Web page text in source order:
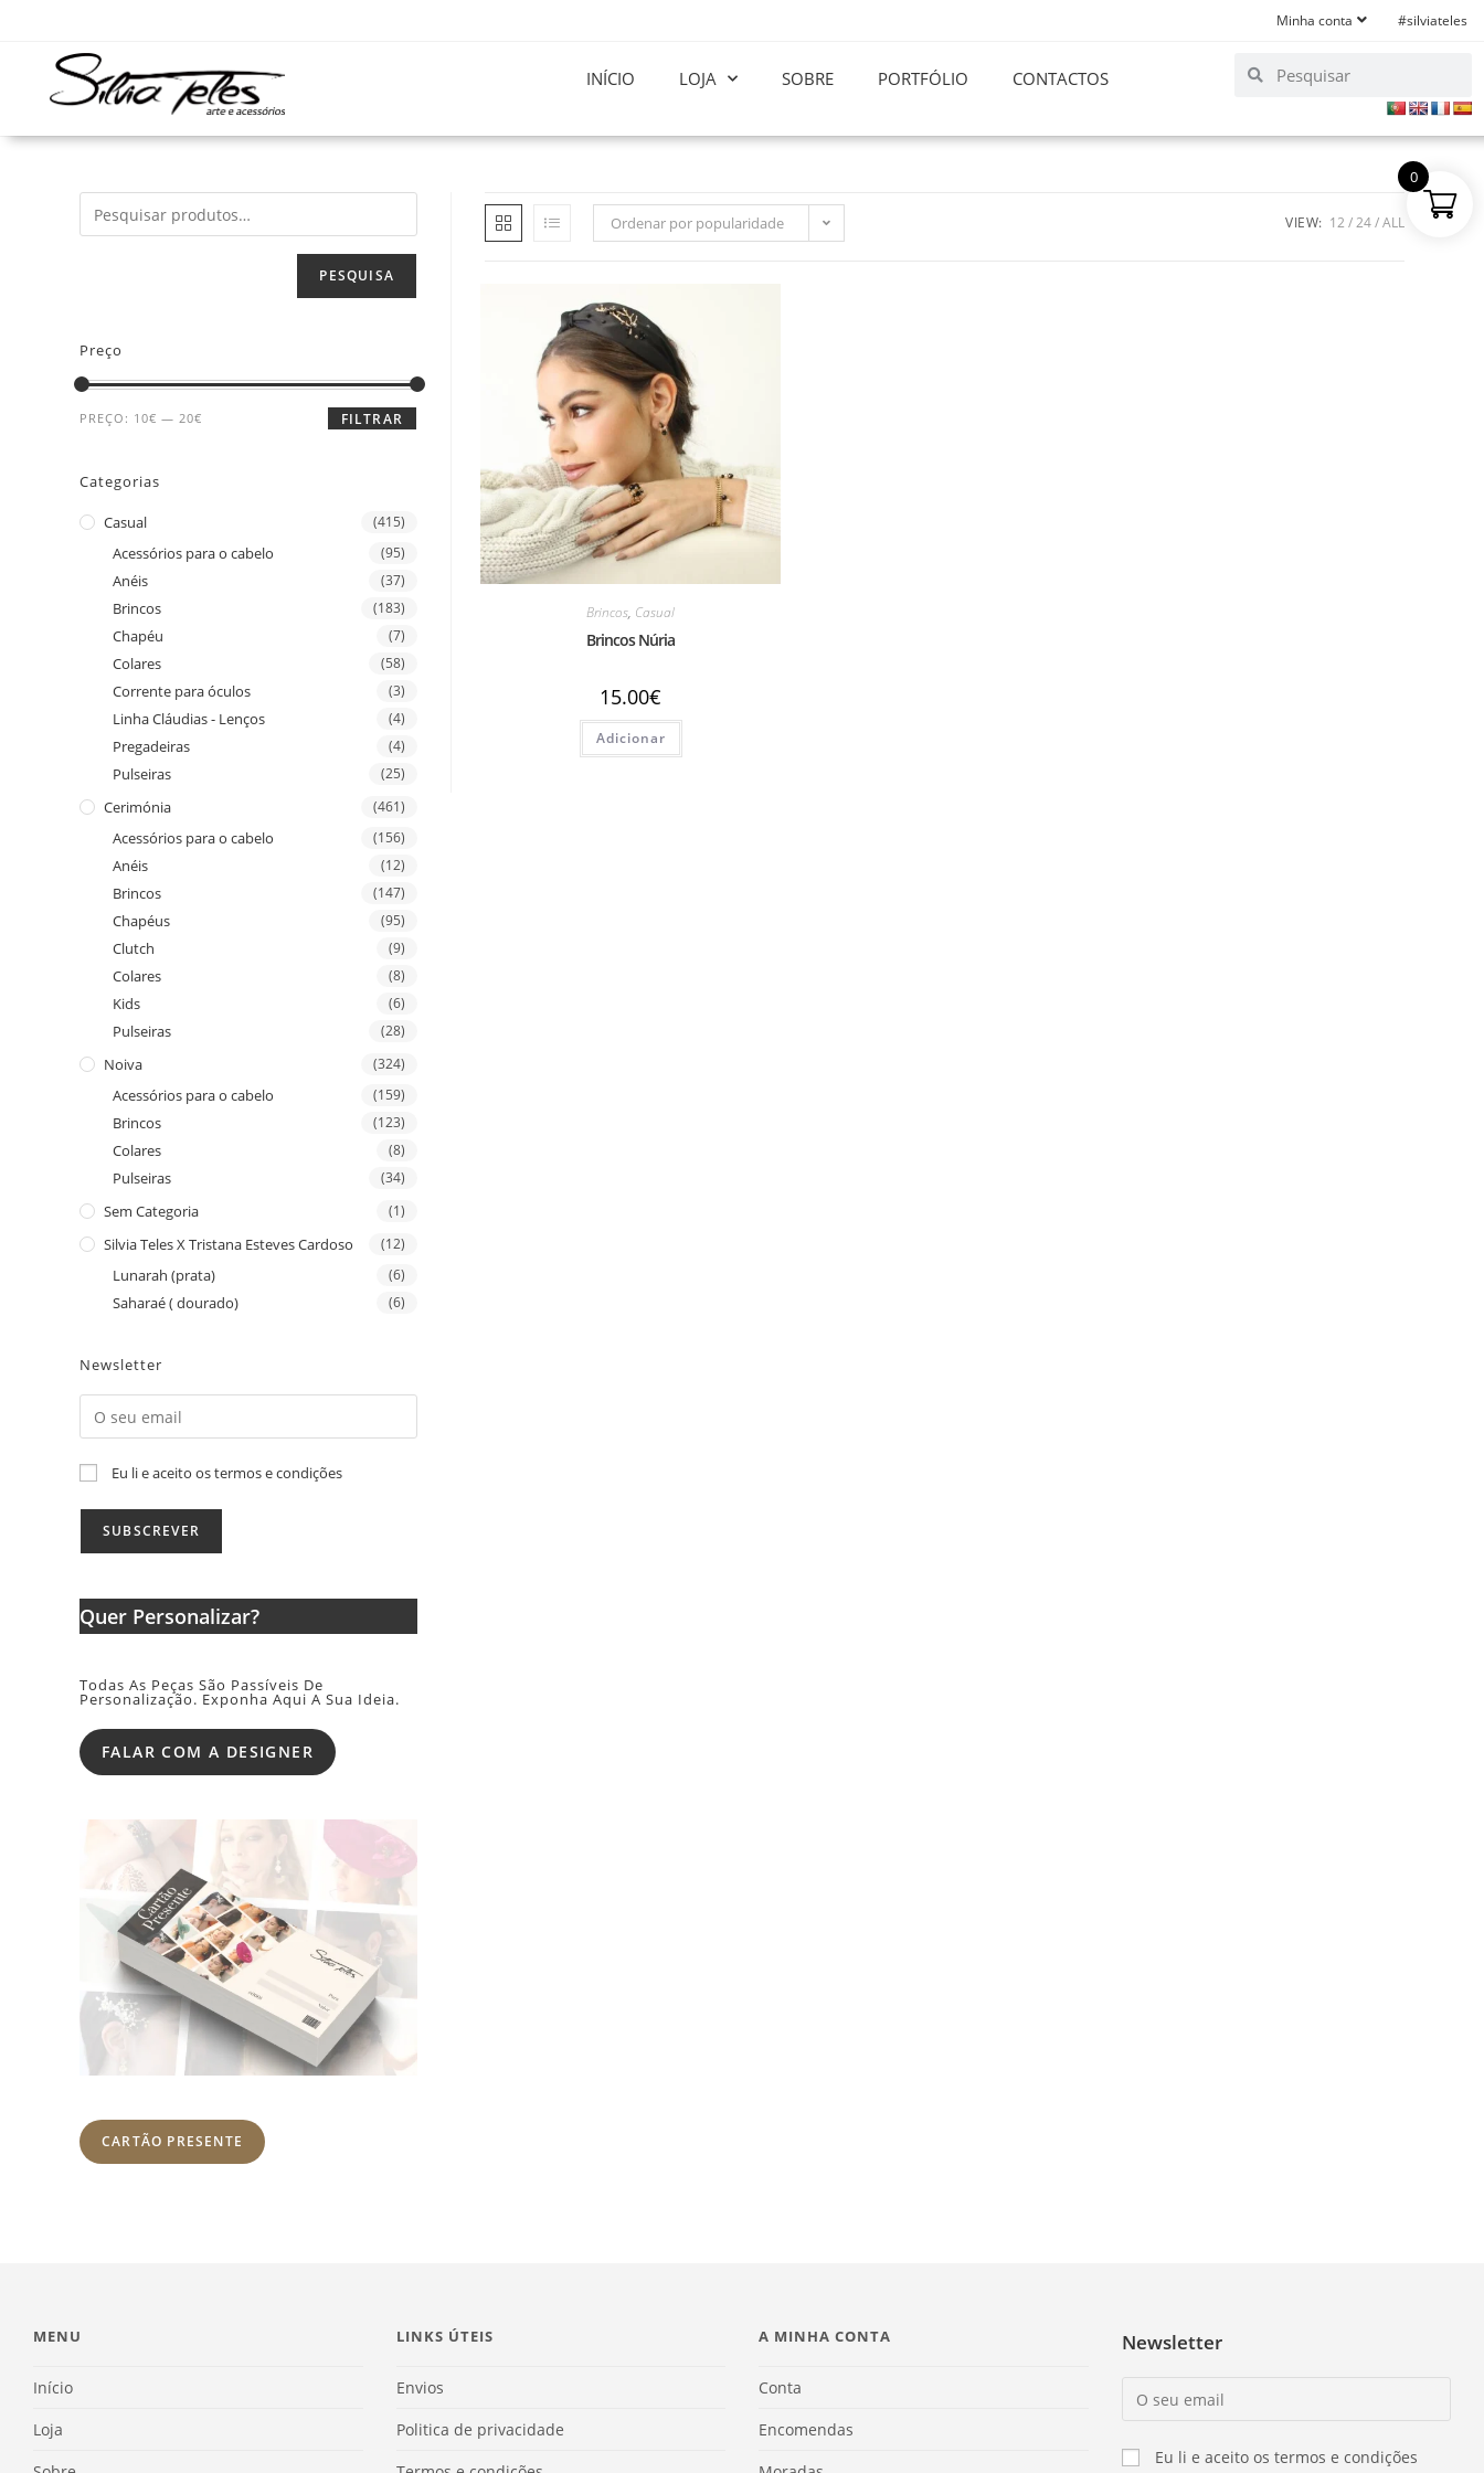
Minha conta #silviateles
INÍCIO LOJA SOBRE PORTFÓLIO CONTACTOS
Ordenar por popularidade VIEW: 12 24 ALL
Brincos, Casual
Brincos Núria
15.00€
Adicionar
PESQUISA
Preço
FILTRAR
PREÇO: 10€ — 20€
Categorias
Casual (415)
Acessórios para o cabelo (95)
Anéis (37)
Brincos (183)
Chapéu (7)
Colares (58)
Corrente para óculos (3)
Linha Cláudias - Lenços (4)
Pregadeiras (4)
Pulseiras (25)
Cerimónia (461)
Acessórios para o cabelo (156)
Anéis (12)
Brincos (147)
Chapéus (95)
Clutch (9)
Colares (8)
Kids (6)
Pulseiras (28)
Noiva (324)
Acessórios para o cabelo (159)
Brincos (123)
Colares (8)
Pulseiras (34)
Sem Categoria (1)
Silvia Teles X Tristana Esteves Cardoso (12)
Lunarah (prata) (6)
Saharaé ( dourado) (6)
Newsletter
Eu li e aceito os termos e condições
Quer Personalizar?
Todas As Peças São Passíveis De
Personalização. Exponha Aqui A Sua Ideia.
FALAR COM A DESIGNER
CARTÃO PRESENTE
MENU
Início
Loja
LINKS ÚTEIS
Envios
Politica de privacidade
A MINHA CONTA
Conta
Encomendas
Newsletter
Eu li e aceito os termos e condições
0